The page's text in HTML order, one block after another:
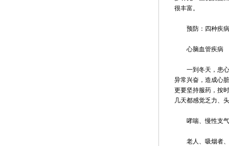
很丰富。
预防：四种疾病
心脑血管疾病
一到冬天，患心
异常兴奋，造成心
更要坚持服药，按
几天都感觉乏力、
哮喘、慢性支气
老人、吸烟者、